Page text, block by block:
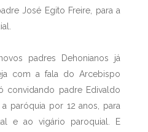
José Egito Freire, para a
padres Dehonianos já
com a fala do Arcebispo
convidando padre Edivaldo
paróquia por 12 anos, para
e ao vigário paroquial. E